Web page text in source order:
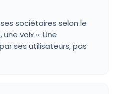
sociétaires selon le
voix ». Une
ses utilisateurs, pas